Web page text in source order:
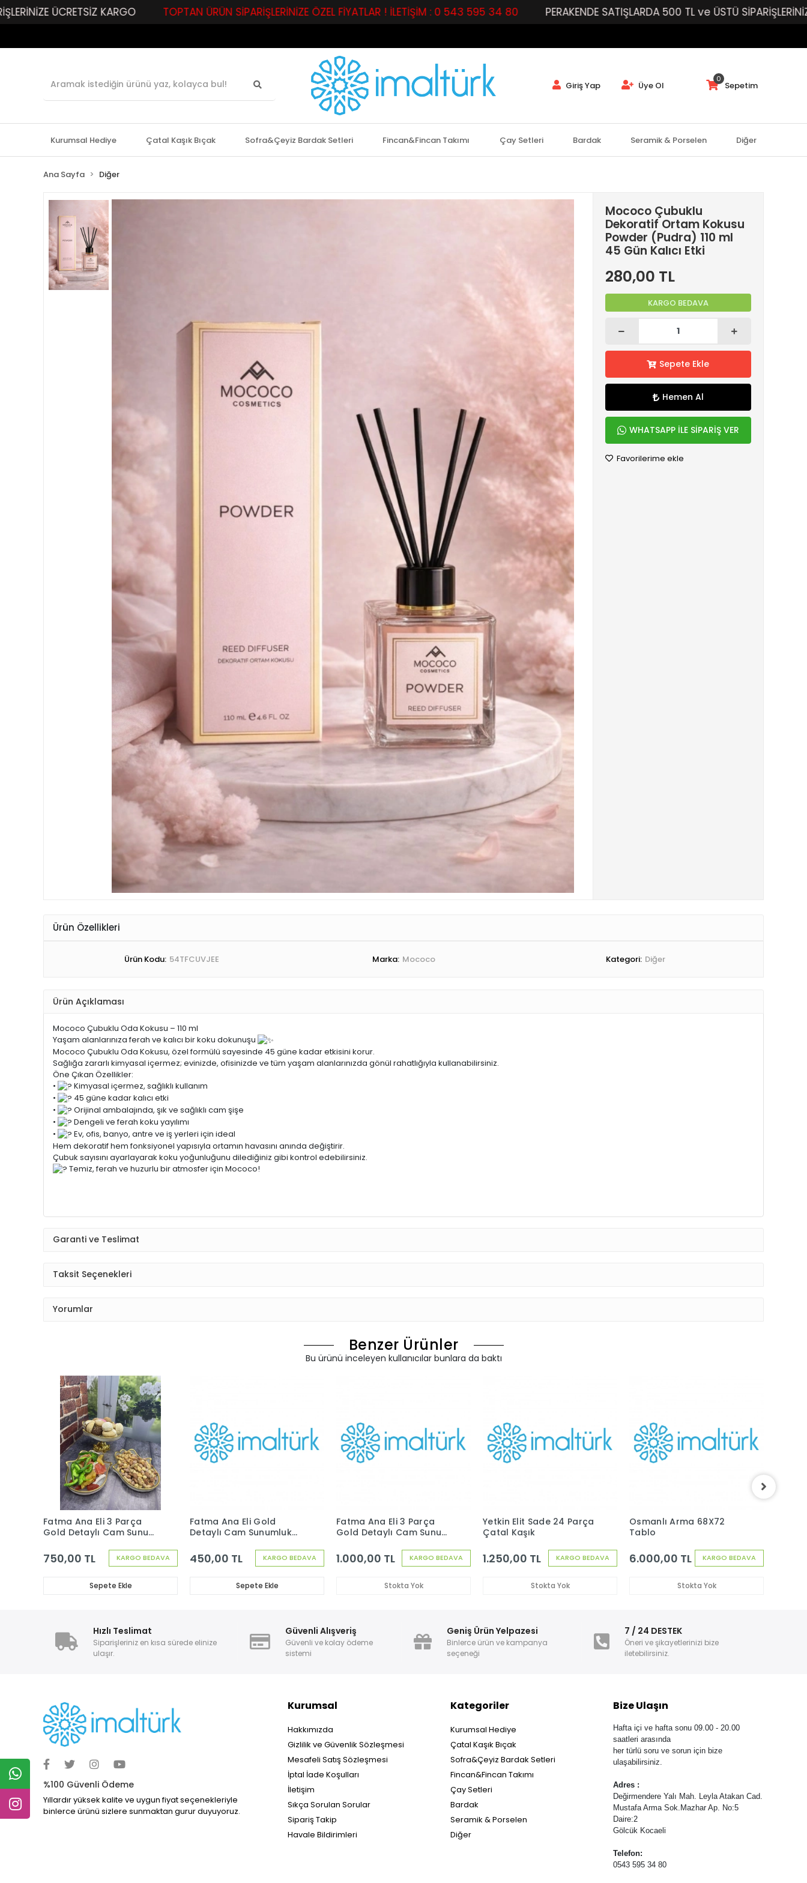
KARGO TOPTAN ÜRÜN SİPARİŞLERİNİZE ÖZEL FİYATLAR ! İLETİŞİM : 0 543 595 34 80 PERAKENDE SATIŞLARDA 500 TL ve ÜSTÜ SİPARİŞLERİNİZE
Giriş Yap Üye Ol
0
Sepetim
Kurumsal Hediye Çatal Kaşık Bıçak Sofra&Çeyiz Bardak Setleri Fincan&Fincan Takımı Çay Setleri Bardak Seramik & Porselen Diğer
Ana Sayfa Diğer
Mococo Çubuklu
Dekoratif Ortam Kokusu
Powder (Pudra) 110 ml
45 Gün Kalıcı Etki
280,00 TL
KARGO BEDAVA
Sepete Ekle
Hemen Al
WHATSAPP İLE SİPARİŞ VER
Favorilerime ekle
Ürün Özellikleri
Ürün Kodu: 54TFCUVJEE Marka: Mococo Kategori: Diğer
Ürün Açıklaması
Mococo Çubuklu Oda Kokusu – 110 ml
Yaşam alanlarınıza ferah ve kalıcı bir koku dokunuşu
Mococo Çubuklu Oda Kokusu, özel formülü sayesinde 45 güne kadar etkisini korur.
Sağlığa zararlı kimyasal içermez; evinizde, ofisinizde ve tüm yaşam alanlarınızda gönül rahatlığıyla kullanabilirsiniz.
Öne Çıkan Özellikler:
•
Kimyasal içermez, sağlıklı kullanım
•
45 güne kadar kalıcı etki
•
Orijinal ambalajında, şık ve sağlıklı cam şişe
•
Dengeli ve ferah koku yayılımı
•
Ev, ofis, banyo, antre ve iş yerleri için ideal
Hem dekoratif hem fonksiyonel yapısıyla ortamın havasını anında değiştirir.
Çubuk sayısını ayarlayarak koku yoğunluğunu dilediğiniz gibi kontrol edebilirsiniz.
Temiz, ferah ve huzurlu bir atmosfer için Mococo!
Garanti ve Teslimat
Taksit Seçenekleri
Yorumlar
Benzer Ürünler
Bu ürünü inceleyen kullanıcılar bunlara da baktı
KARGO BEDAVA
Fatma Ana Eli 3 Parça
Gold Detaylı Cam Sunum
Düz Sunumluk
750,00 TL
Sepete Ekle
KARGO BEDAVA
Fatma Ana Eli Gold
Detaylı Cam Sunumluk
450,00 TL
Sepete Ekle
KARGO BEDAVA
Fatma Ana Eli 3 Parça
Gold Detaylı Cam Sunum
1.000,00 TL
Stokta Yok
KARGO BEDAVA
Yetkin Elit Sade 24 Parça
Çatal Kaşık
1.250,00 TL
Stokta Yok
KARGO BEDAVA
Osmanlı Arma 68X72
Tablo
6.000,00 TL
Stokta Yok
Hızlı Teslimat
Siparişleriniz en kısa sürede elinize
ulaşır.
Güvenli Alışveriş
Güvenli ve kolay ödeme
sistemi
Geniş Ürün Yelpazesi
Binlerce ürün ve kampanya
seçeneği
7 / 24 DESTEK
Öneri ve şikayetlerinizi bize
iletebilirsiniz.
%100 Güvenli Ödeme
Yıllardır yüksek kalite ve uygun fiyat seçenekleriyle
binlerce ürünü sizlere sunmaktan gurur duyuyoruz.
Kurumsal
Hakkımızda
Gizlilik ve Güvenlik Sözleşmesi
Mesafeli Satış Sözleşmesi
İptal İade Koşulları
İletişim
Sıkça Sorulan Sorular
Sipariş Takip
Havale Bildirimleri
Kategoriler
Kurumsal Hediye
Çatal Kaşık Bıçak
Sofra&Çeyiz Bardak Setleri
Fincan&Fincan Takımı
Çay Setleri
Bardak
Seramik & Porselen
Diğer
Bize Ulaşın
Hafta içi ve hafta sonu 09.00 - 20.00
saatleri arasında
her türlü soru ve sorun için bize
ulaşabilirsiniz.
Adres :
Değirmendere Yalı Mah. Leyla Atakan Cad.
Mustafa Arma Sok.Mazhar Ap. No:5
Daire:2
Gölcük Kocaeli
Telefon:
0543 595 34 80